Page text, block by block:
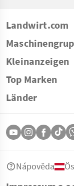
Landwirt.com
Kleinanzeigen
Top Marken
Länder
Nápověda